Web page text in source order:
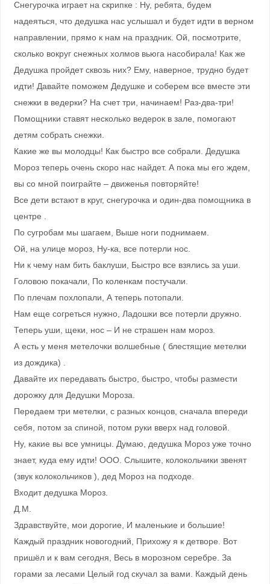
Снегурочка играет на скрипке : Ну, ребята, будем
надеяться, что дедушка нас услышал и будет идти в верном
направлении, прямо к нам на праздник. Ой, посмотрите,
сколько вокруг снежных холмов вьюга насобирала! Как же
Дедушка пройдет сквозь них? Ему, наверное, трудно будет
идти! Давайте поможем Дедушке и соберем все вместе эти
снежки в ведерки? На счет три, начинаем! Раз-два-три!
Помощники ставят несколько ведерок в зале, помогают
детям собрать снежки.
Какие же вы молодцы! Как быстро все собрали. Дедушка
Мороз теперь очень скоро нас найдет. А пока мы его ждем,
вы со мной поиграйте – движенья повторяйте!
Все дети встают в круг, снегурочка и один-два помощника в
центре .
По сугробам мы шагаем, Выше ноги поднимаем.
Ой, на улице мороз, Ну-ка, все потерли нос.
Ни к чему нам бить баклуши, Быстро все взялись за уши.
Головою покачали, По коленкам постучали.
По плечам похлопали, А теперь потопали.
Нам еще согреться нужно, Ладошки все потерли дружно.
Теперь уши, щеки, нос – И не страшен нам мороз.
А есть у меня метелочки волшебные ( блестящие метелки
из дождика) .
Давайте их передавать быстро, быстро, чтобы размести
дорожку для Дедушки Мороза.
Передаем три метелки, с разных концов, сначала впереди
себя, потом за спиной, потом руки вверх над головой.
Ну, какие вы все умницы. Думаю, дедушка Мороз уже точно
знает, куда ему идти! ООО. Слышите, колокольчики звенят
(звук колокольчиков ), дед Мороз на подходе.
Входит дедушка Мороз.
Д.М.
Здравствуйте, мои дорогие, И маленькие и большие!
Каждый праздник новогодний, Прихожу я к детворе. Вот
пришёл и к вам сегодня, Весь в морозном серебре. За
горами за лесами Целый год скучал за вами. Каждый день